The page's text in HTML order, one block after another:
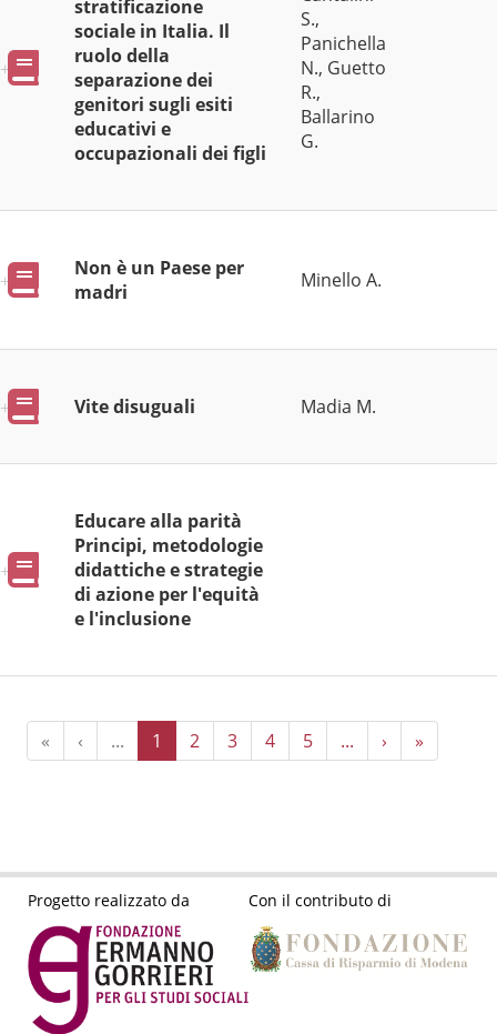
Pubblicazioni
stratificazione
sociale in Italia. Il
ruolo della
separazione dei
genitori sugli esiti
educativi e
occupazionali dei figli
S.,
Panichella
N., Guetto
R.,
Ballarino
G.
Pubblicazioni
Non è un Paese per
madri
Minello A.
Pubblicazioni
Vite disuguali Madia M.
Pubblicazioni
Educare alla parità
Principi, metodologie
didattiche e strategie
di azione per l'equità
e l'inclusione
« ‹ ... 1 2 3 4 5 ... › »
Progetto realizzato da Con il contributo di